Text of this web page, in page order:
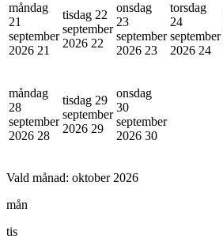
måndag
21
september
2026 21
tisdag 22
september
2026 22
onsdag
23
september
2026 23
torsdag
24
september
2026 24
måndag
28
september
2026 28
tisdag 29
september
2026 29
onsdag
30
september
2026 30
Vald månad: oktober 2026
mån
tis